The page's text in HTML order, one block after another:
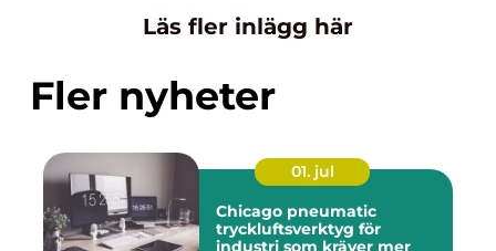
Läs fler inlägg här
Fler nyheter
01. jul
Chicago pneumatic
tryckluftsverktyg för
industri som kräver mer